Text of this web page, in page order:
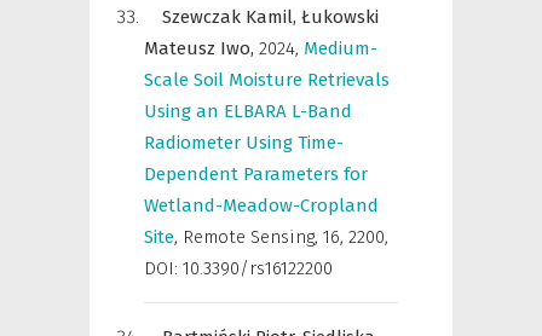
Szewczak Kamil, Łukowski
Mateusz Iwo, 2024, Medium-
Scale Soil Moisture Retrievals
Using an ELBARA L-Band
Radiometer Using Time-
Dependent Parameters for
Wetland-Meadow-Cropland
Site, Remote Sensing, 16, 2200,
DOI: 10.3390/rs16122200